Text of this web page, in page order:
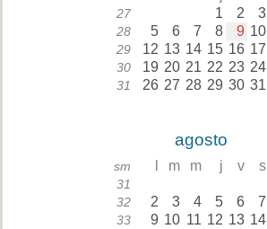
27 1 2 3
28 5 6 7 8 9 10
29 12 13 14 15 16 17
30 19 20 21 22 23 24
31 26 27 28 29 30 31
agosto
sm m m j v s
31
32 2 3 4 5 6 7
33 9 10 11 12 13 14